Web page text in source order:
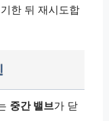
한 뒤 재시도합
중간 밸브가 닫